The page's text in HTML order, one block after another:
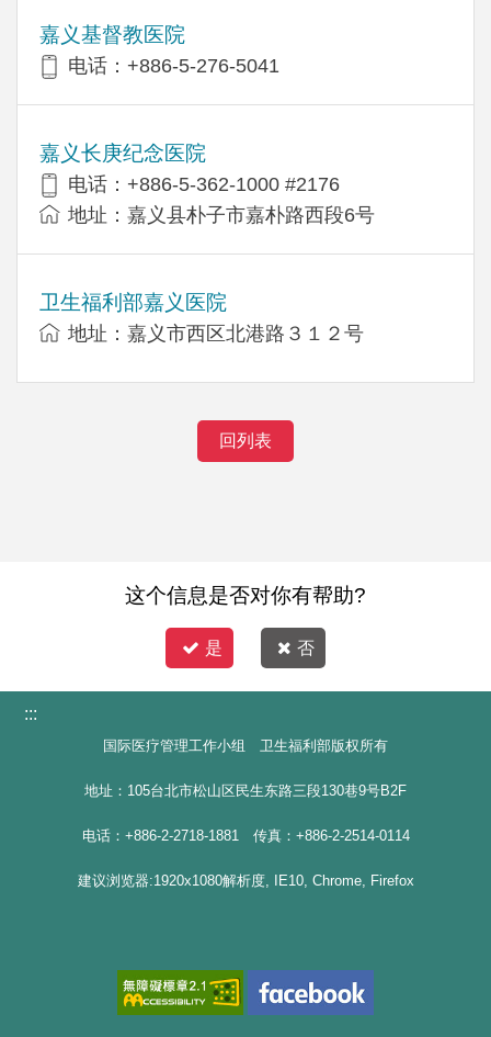
嘉义基督教医院
电话：+886-5-276-5041
嘉义长庚纪念医院
电话：+886-5-362-1000 #2176
地址：嘉义县朴子市嘉朴路西段6号
卫生福利部嘉义医院
地址：嘉义市西区北港路３１２号
回列表
这个信息是否对你有帮助?
是 否
:::
国际医疗管理工作小组 卫生福利部版权所有
地址：105台北市松山区民生东路三段130巷9号B2F
电话：+886-2-2718-1881 传真：+886-2-2514-0114
建议浏览器:1920x1080解析度, IE10, Chrome, Firefox